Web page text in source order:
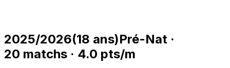
2025/2026(18 ans)Pré-Nat ·
20 matchs · 4.0 pts/m